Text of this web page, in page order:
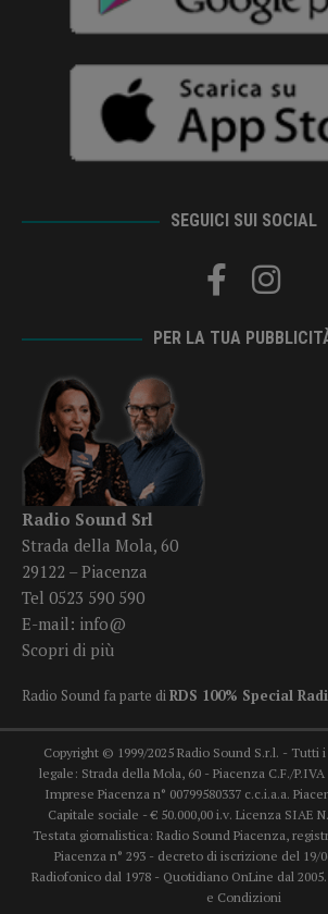
SEGUICI SUI SOCIAL
PER LA TUA
Radio Sound Srl
Strada della Mola, 60
29122 – Piacenza
Tel 0523 590 590
E-mail: info@
Scopri di più
Radio Sound fa parte diRDS 100% Special
Copyright © 1999/2025 Radio Sound S.r.l. - Tutti
legale: Strada della Mola, 60 - Piacenza C.F./
Imprese Piacenza n° 00799580337 c.c.i.a.a.
Capitale sociale - € 50.000,00 i.v. Licenza SIAE
Testata giornalistica: Radio Sound Piacenza,
Piacenza n° 293 - decreto di iscrizione del 19/
Radiofonico dal 1978 - Quotidiano OnLine dal 2005.
e Condizioni